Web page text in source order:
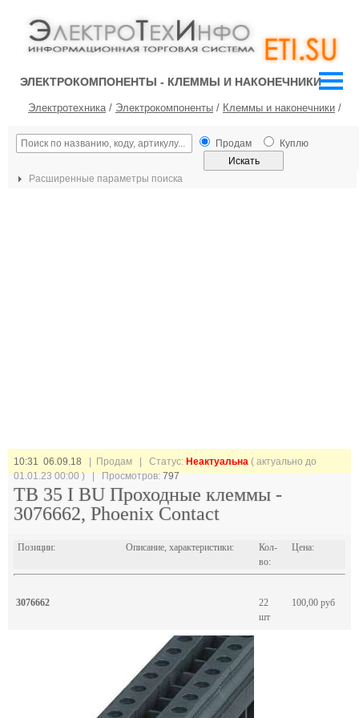
ЭЛЕКТРОКОМПОНЕНТЫ - КЛЕММЫ И НАКОНЕЧНИКИ
Электротехника/ Электрокомпоненты / Клеммы и наконечники /
Продам Куплю
Расширенные параметры поиска
10:31 06.09.18 | Продам | Статус: Неактуальна ( актуально до
01.01.23 00:00 ) | Просмотров:797
TB 35 I BU Проходные клеммы -
3076662, Phoenix Contact
Позиции: Описание, характеристики:
Кол-
во:
Цена:
3076662
22
шт
100,00 руб